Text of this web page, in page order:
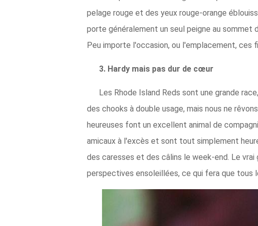
pelage rouge et des yeux rouge-orange
porte généralement un seul peigne au sommet
Peu importe l'occasion, ou l'emplacement, ces
3. Hardy mais pas dur de cœur
Les Rhode Island Reds sont une grande
des chooks à double usage, mais nous ne
heureuses font un excellent animal de
amicaux à l'excès et sont tout simplement
des caresses et des câlins le week-end. Le
perspectives ensoleillées, ce qui fera que tous